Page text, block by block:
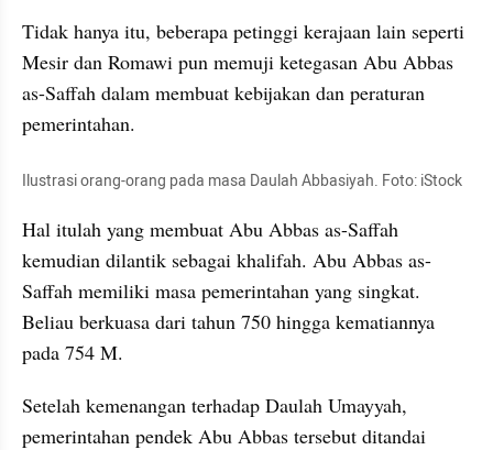
Tidak hanya itu, beberapa petinggi kerajaan lain seperti
Mesir dan Romawi pun memuji ketegasan Abu Abbas
as-Saffah dalam membuat kebijakan dan peraturan
pemerintahan.
Ilustrasi orang-orang pada masa Daulah Abbasiyah. Foto: iStock
Hal itulah yang membuat Abu Abbas as-Saffah
kemudian dilantik sebagai khalifah. Abu Abbas as-
Saffah memiliki masa pemerintahan yang singkat.
Beliau berkuasa dari tahun 750 hingga kematiannya
pada 754 M.
Setelah kemenangan terhadap Daulah Umayyah,
pemerintahan pendek Abu Abbas tersebut ditandai